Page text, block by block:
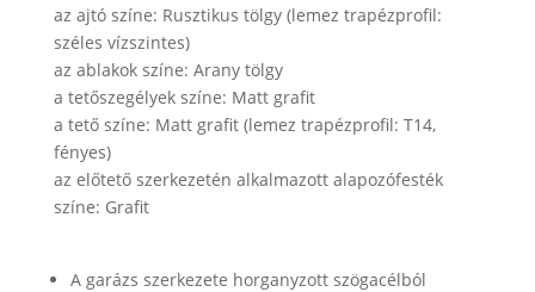
az ajtó színe: Rusztikus tölgy (lemez trapézprofil:
széles vízszintes)
az ablakok színe: Arany tölgy
a tetőszegélyek színe: Matt grafit
a tető színe: Matt grafit (lemez trapézprofil: T14,
fényes)
az előtető szerkezetén alkalmazott alapozófesték
színe: Grafit
A garázs szerkezete horganyzott szögacélból